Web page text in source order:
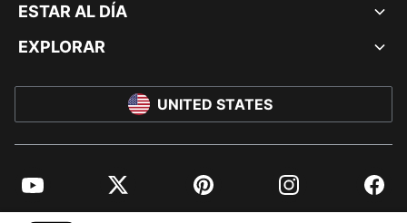
ESTAR AL DÍA
EXPLORAR
UNITED STATES
YouTube Twitter Pinterest Instagram